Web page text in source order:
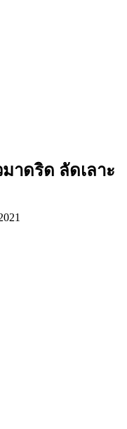
มาดริด ลัดเลาะ